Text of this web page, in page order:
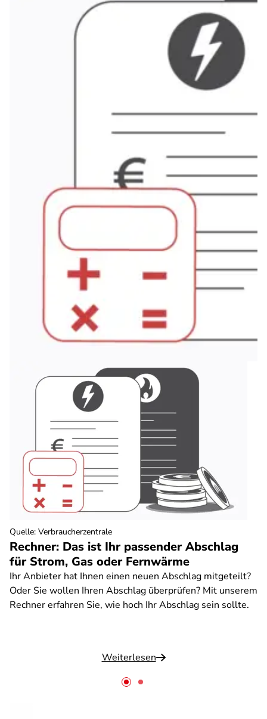
Rechner: Das ist Ihr passender Abschlag
für Strom, Gas oder Fernwärme
Ihr Anbieter hat Ihnen einen neuen Abschlag mitgeteilt?
Oder Sie wollen Ihren Abschlag überprüfen? Mit unserem
Rechner erfahren Sie, wie hoch Ihr Abschlag sein sollte.
Weiterlesen
Quelle: Verbraucherzentrale